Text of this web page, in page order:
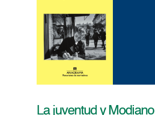
La juventud y Modiano